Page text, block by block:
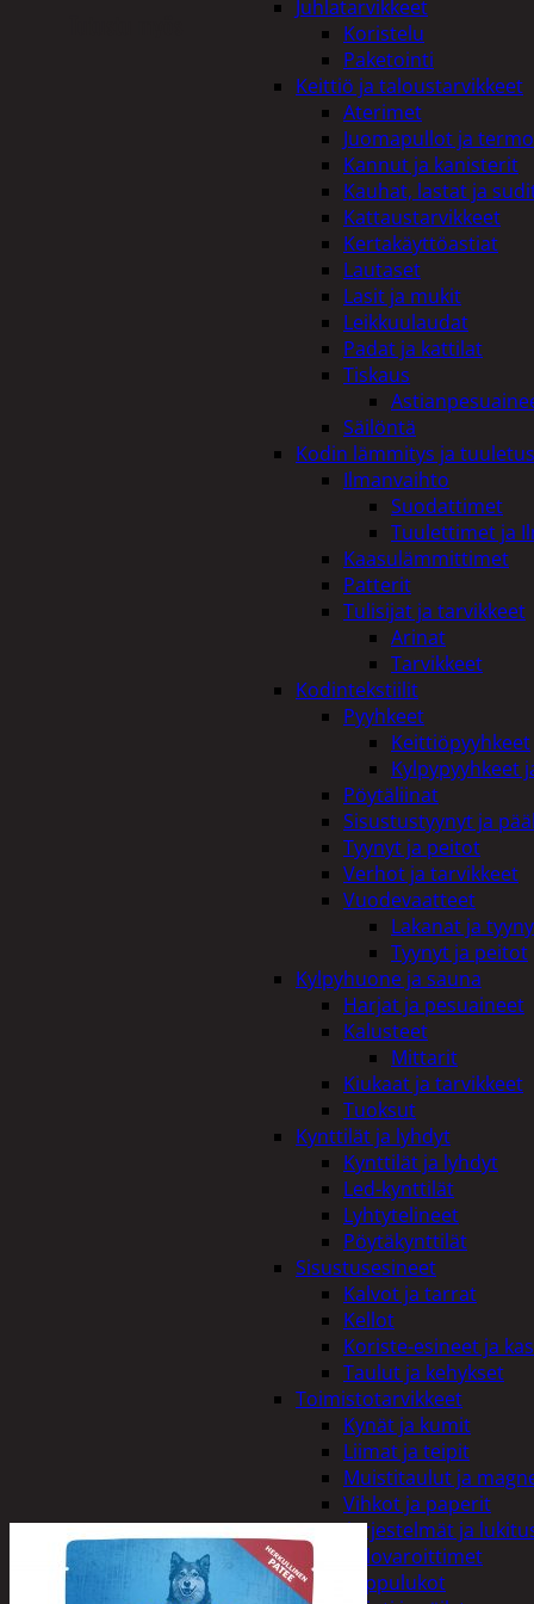
Juhlatarvikkeet
Koristelu
Paketointi
Keittiö ja taloustarvikkeet
Aterimet
Juomapullot ja
Kannut ja kanisterit
Kauhat, lastat ja
Kattaustarvikkeet
Kertakäyttöastiat
Lautaset
Lasit ja mukit
Leikkuulaudat
Padat ja kattilat
Tiskaus
Säilöntä
Kodin lämmitys ja tuuletus
Ilmanvaihto
Suodattimet
Tuulettimet ja
Kaasulämmittimet
Patterit
Tulisijat ja tarvikkeet
Arinat
Tarvikkeet
Kodintekstiilit
Pyyhkeet
Keittiöpyyhkeet
Kylpypyyhkeet
Pöytäliinat
Sisustustyynyt ja
Tyynyt ja peitot
Verhot ja tarvikkeet
Vuodevaatteet
Lakanat ja
Tyynyt ja peitot
Kylpyhuone ja sauna
Harjat ja pesuaineet
Kalusteet
Mittarit
Kiukaat ja tarvikkeet
Tuoksut
Kynttilät ja lyhdyt
Kynttilät ja lyhdyt
Led-kynttilät
Lyhtytelineet
Pöytäkynttilät
Sisustusesineet
Kalvot ja tarrat
Kellot
Koriste-esineet ja
Taulut ja kehykset
Toimistotarvikkeet
Kynät ja kumit
Liimat ja teipit
Muistitaulut ja
Vihkot ja paperit
Turvajärjestelmät ja
Palovaroittimet
Riippulukot